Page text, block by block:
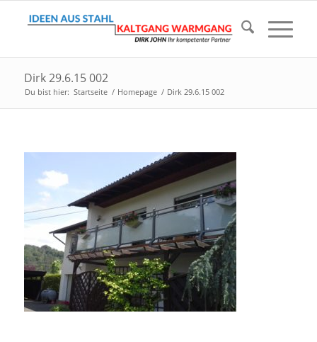
Dirk 29.6.15 002
Du bist hier: Startseite / Homepage / Dirk 29.6.15 002